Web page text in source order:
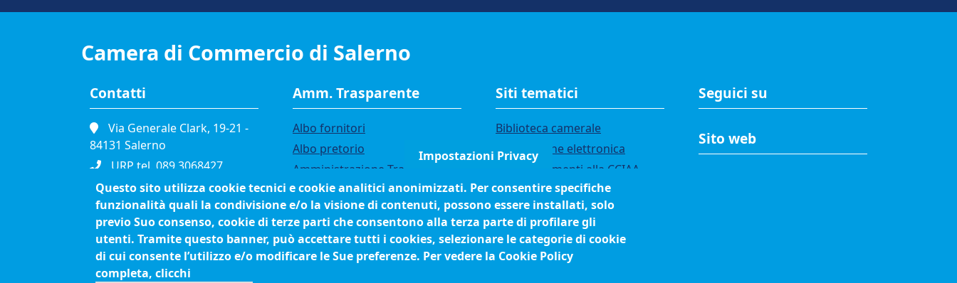
Camera di Commercio di Salerno
Contatti
Via Generale Clark, 19-21 -
84131 Salerno
URP tel. 089.3068427
Portineria tel. 089.3068111
Fax. 089.334865
P.I. 01039610652
C.F. 80003090653
Cod. Fatturazione
Amm. Trasparente
Albo fornitori
Albo pretorio
Amministrazione Trasparente
Bandi di gara
Bilanci
Concorsi e selezioni
Organigramma
Siti tematici
Biblioteca camerale
Fatturazione elettronica
IBAN pagamenti alla CCIAA
Questionari soddisfazione
utenti
Seguici su
Sito web
Impostazioni Privacy
Questo sito utilizza cookie tecnici e cookie analitici anonimizzati. Per consentire specifiche
funzionalità quali la condivisione e/o la visione di contenuti, possono essere installati, solo
previo Suo consenso, cookie di terze parti che consentono alla terza parte di profilare gli
utenti. Tramite questo banner, può accettare tutti i cookies, selezionare le categorie di cookie
di cui consente l’utilizzo e/o modificare le Sue preferenze. Per vedere la Cookie Policy
completa, clicchi